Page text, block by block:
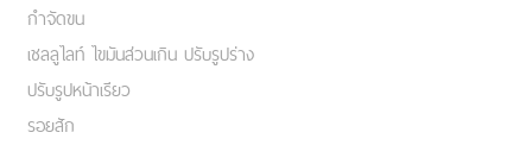
กำจัดขน
เชลลูไลท์ ไขมันส่วนเกิน ปรับรูปร่าง
ปรับรูปหน้าเรียว
รอยสัก